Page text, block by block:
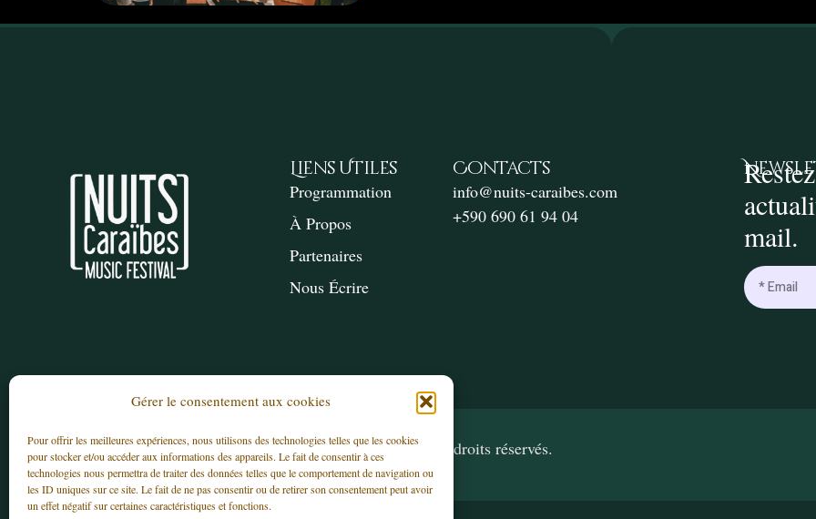
Gérer le consentement aux cookies
Pour offrir les meilleures expériences, nous utilisons des technologies telles que les cookies
pour stocker et/ou accéder aux informations des appareils. Le fait de consentir à ces
technologies nous permettra de traiter des données telles que le comportement de navigation ou
les ID uniques sur ce site. Le fait de ne pas consentir ou de retirer son consentement peut avoir
un effet négatif sur certaines caractéristiques et fonctions.
Liens Utiles
Programmation
À Propos
Partenaires
Nous Écrire
Contacts
info@nuits-caraibes.com
+590 690 61 94 04
mail.
© 2025 – Association LES NUITS CARAÏBES – Tous droits réservés.